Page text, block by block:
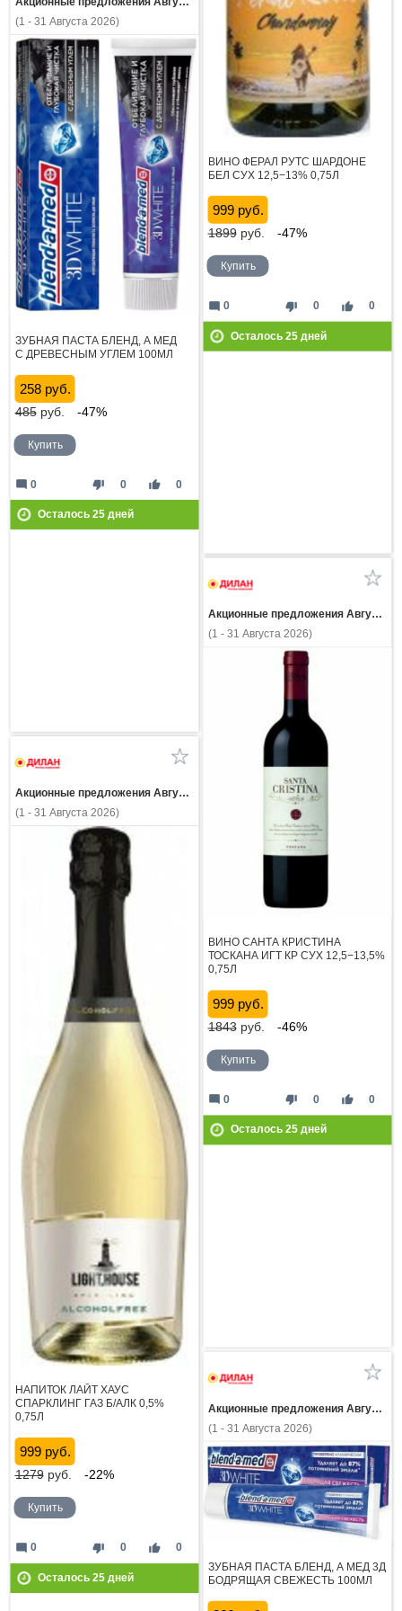
ВИНО ФЕРАЛ РУТС ШАРДОНЕ
БЕЛ СУХ 12,5−13% 0,75Л
999 руб.
1899руб. -47%
Купить
thumb_down 0 thumb_up 0
mode_comment 0
Осталось 25дней
(1 - 31 Августа 2026)
ЗУБНАЯ ПАСТА БЛЕНД, А МЕД
С ДРЕВЕСНЫМ УГЛЕМ 100МЛ
258 руб.
485руб. -47%
Купить
thumb_down 0 thumb_up 0
mode_comment 0
Осталось 25дней
Акционные предложения Августа
(1 - 31 Августа 2026)
ВИНО САНТА КРИСТИНА
ТОСКАНА ИГТ КР СУХ 12,5−13,5%
0,75Л
999 руб.
1843руб. -46%
Купить
thumb_down 0 thumb_up 0
mode_comment 0
Осталось 25дней
Акционные предложения Августа
(1 - 31 Августа 2026)
НАПИТОК ЛАЙТ ХАУС
СПАРКЛИНГ ГАЗ Б/АЛК 0,5%
0,75Л
999 руб.
1279руб. -22%
Купить
thumb_down 0 thumb_up 0
mode_comment 0
Осталось 25дней
Акционные предложения Августа
(1 - 31 Августа 2026)
ЗУБНАЯ ПАСТА БЛЕНД, А МЕД 3Д
БОДРЯЩАЯ СВЕЖЕСТЬ 100МЛ